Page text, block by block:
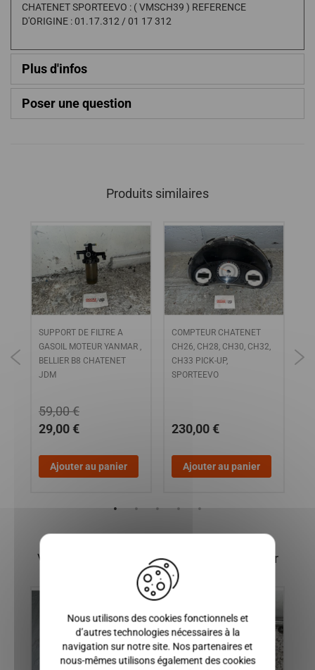
CHATENET SPORTEEVO : ( VMSCH39 ) REFERENCE
D'ORIGINE : 01.17.312 / 01 17 312
Plus d'infos
Poser une question
Produits similaires
SUPPORT DE FILTRE A
GASOIL MOTEUR YANMAR ,
BELLIER B8 CHATENET
JDM
29,00 €
59,00 €
Ajouter au panier
COMPTEUR CHATENET
CH26, CH28, CH30, CH32,
CH33 PICK-UP,
SPORTEEVO
230,00 €
Ajouter au panier
Vous pourriez également être intéressé par
Nous utilisons des cookies fonctionnels et
d’autres technologies nécessaires à la
navigation sur notre site. Nos partenaires et
nous-mêmes utilisons également des cookies